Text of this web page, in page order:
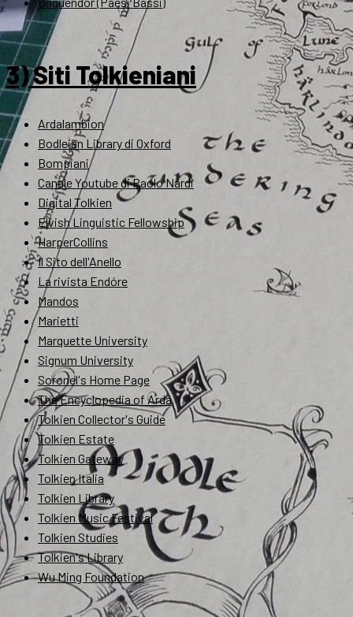
3) Siti Tolkieniani
Ardalambion
Bodleian Library di Oxford
Bompiani
Canale Youtube di Paolo Nardi
Digital Tolkien
Elvish Linguistic Fellowship
HarperCollins
Il Sito dell'Anello
La rivista Endóre
Mandos
Marietti
Marquette University
Signum University
Soronel's Home Page
The Encyclopedia of Arda
Tolkien Collector's Guide
Tolkien Estate
Tolkien Gateway
Tolkien Italia
Tolkien Library
Tolkien Music Festival
Tolkien Studies
Tolkien's Library
Wu Ming Foundation